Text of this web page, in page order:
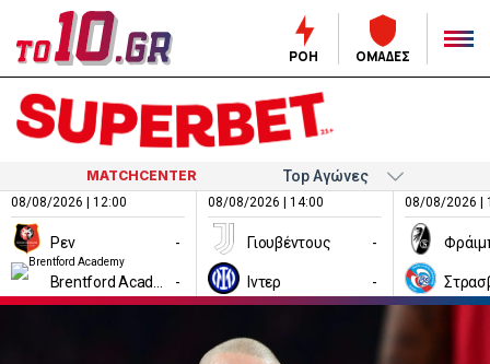
ΡΟΗ ΟΜΑΔΕΣ
MATCHCENTER
08/08/2026 | 12:00
Ρεν -
-
08/08/2026 | 14:00
Γιουβέντους -
Ιντερ -
08/08/2026 |